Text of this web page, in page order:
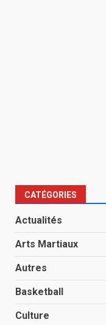
CATÉGORIES
Actualités
Arts Martiaux
Autres
Basketball
Culture